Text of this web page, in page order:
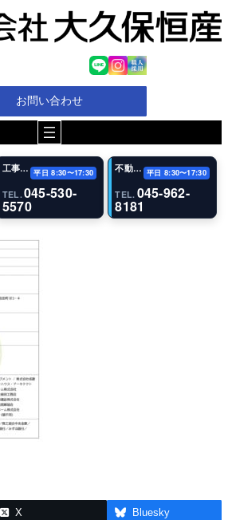
お問い合わせ
工事（恩田事業所） 平日 8:30〜17:30
TEL. 045-530-
5570
不動産事業部 平日 8:30〜17:30
TEL. 045-962-
8181
X Bluesky